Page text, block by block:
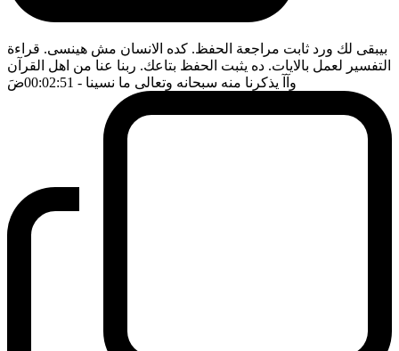
بيبقى لك ورد ثابت مراجعة الحفظ. كده الانسان مش هينسى. قراءة
التفسير لعمل بالايات. ده يثبت الحفظ بتاعك. ربنا عنا من اهل القرآن
وآآ يذكرنا منه سبحانه وتعالى ما نسينا - 00:02:51 ضَ